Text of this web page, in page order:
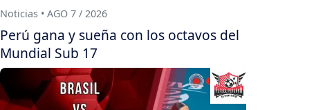
Noticias • AGO 7 / 2026
Perú gana y sueña con los octavos del
Mundial Sub 17